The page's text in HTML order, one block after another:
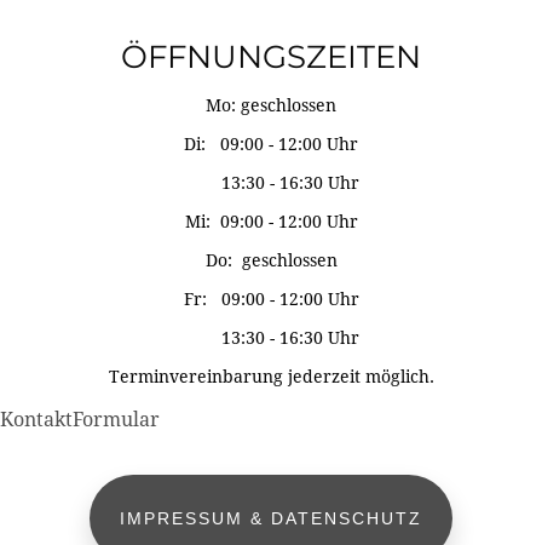
ÖFFNUNGSZEITEN
Mo: geschlossen
Di: 09:00 - 12:00 Uhr
13:30 - 16:30 Uhr
Mi: 09:00 - 12:00 Uhr
Do: geschlossen
Fr: 09:00 - 12:00 Uhr
13:30 - 16:30 Uhr
Terminvereinbarung jederzeit möglich.
KontaktFormular
IMPRESSUM & DATENSCHUTZ